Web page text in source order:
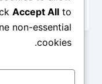
تنظيف المجالس
Accept All to
non-essential
cookies.